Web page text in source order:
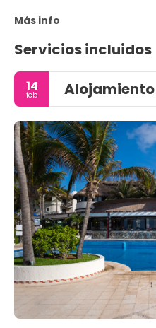
Más info
Servicios incluidos
14
feb Alojamiento